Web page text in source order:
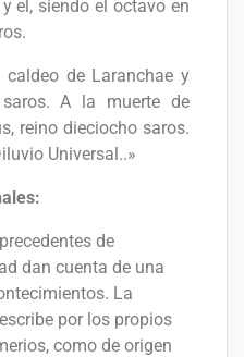
el, siendo el octavo en
caldeo de Laranchae y
A la muerte de
reino dieciocho saros.
Universal..»
de
dan cuenta de una
La
por los propios
como de origen